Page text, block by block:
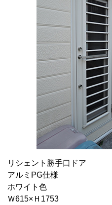
リシェント勝手口ドア
アルミPG仕様
ホワイト色
Ｗ615×Ｈ1753